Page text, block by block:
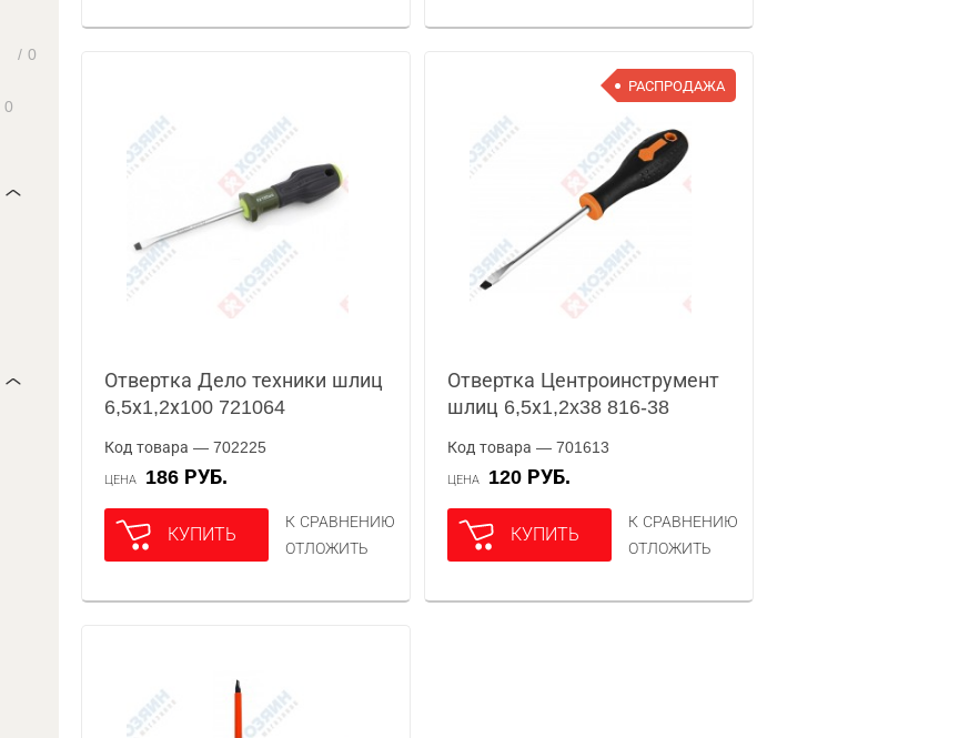
/ 0
0
Отвертка Дело техники шлиц
6,5х1,2х100 721064
Код товара — 702225
ЦЕНА 186 РУБ.
КУПИТЬ
К СРАВНЕНИЮ
ОТЛОЖИТЬ
РАСПРОДАЖА
Отвертка Центроинструмент
шлиц 6,5х1,2x38 816-38
Код товара — 701613
ЦЕНА 120 РУБ.
КУПИТЬ
К СРАВНЕНИЮ
ОТЛОЖИТЬ